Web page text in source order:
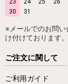
30
31
※メールでのお問
け付けております。
ご注文に関して
ご利用ガイド